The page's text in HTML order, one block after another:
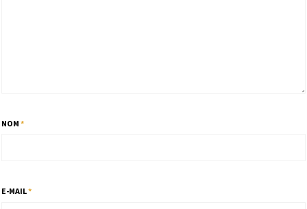
NOM *
E-MAIL*